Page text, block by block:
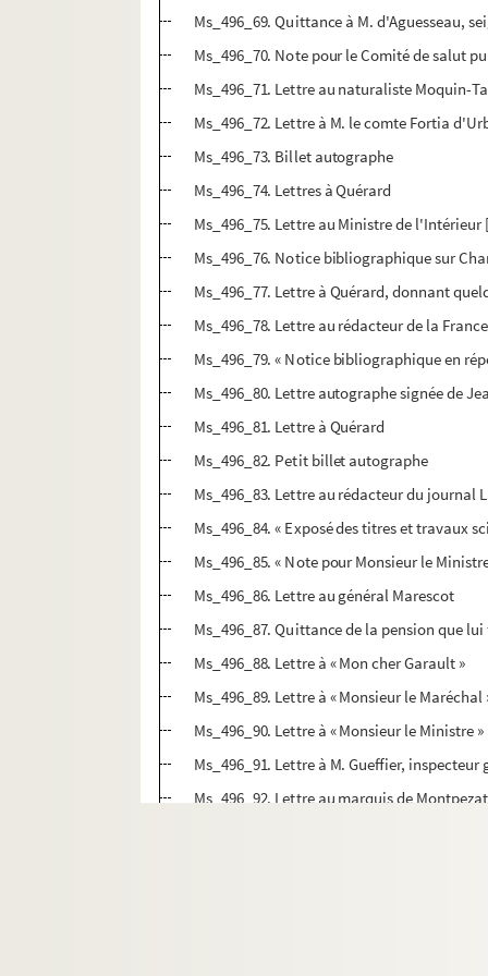
Ms_496_69. Quittance à M. d'Aguesseau,
Ms_496_70. Note pour le Comité de salut
Ms_496_71. Lettre au naturaliste Moquin-
Ms_496_72. Lettre à M. le comte Fortia
Ms_496_73. Billet autographe
Ms_496_74. Lettres à Quérard
Ms_496_75. Lettre au Ministre de
Ms_496_76. Notice bibliographique sur
Ms_496_77. Lettre à Quérard, donnant
Ms_496_78. Lettre au rédacteur de la
Ms_496_79. « Notice bibliographique en
Ms_496_80. Lettre autographe signée de
Ms_496_81. Lettre à Quérard
Ms_496_82. Petit billet autographe
Ms_496_83. Lettre au rédacteur du journal
Ms_496_84. « Exposé des titres et travaux
Ms_496_85. « Note pour Monsieur le
Ms_496_86. Lettre au général Marescot
Ms_496_87. Quittance de la pension que
Ms_496_88. Lettre à « Mon cher Garault »
Ms_496_89. Lettre à « Monsieur le
Ms_496_90. Lettre à « Monsieur le Ministre
Ms_496_91. Lettre à M. Gueffier,
Ms_496_92. Lettre au marquis de Montpezat